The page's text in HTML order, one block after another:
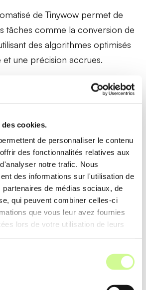
cookies.
de personnaliser le contenu
des fonctionnalités relatives aux
notre trafic. Nous
des informations sur l'utilisation de
de médias sociaux, de
qui peuvent combiner celles-ci
que vous leur avez fournies
lors de votre utilisation de leurs
deTinywow permet de
tâches comme la conversion de
des algorithmes optimisés
une précision accrues.
précieux et réduisant les
grâce au traitement automatisé.
d’image
sophistiqués, Tinywow
d’image, permettant de créer